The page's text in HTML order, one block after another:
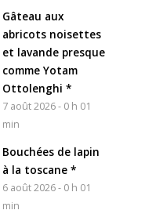
Gâteau aux
abricots noisettes
et lavande presque
comme Yotam
Ottolenghi *
7 août 2026 - 0 h 01
min
Bouchées de lapin
à la toscane *
6 août 2026 - 0 h 01
min